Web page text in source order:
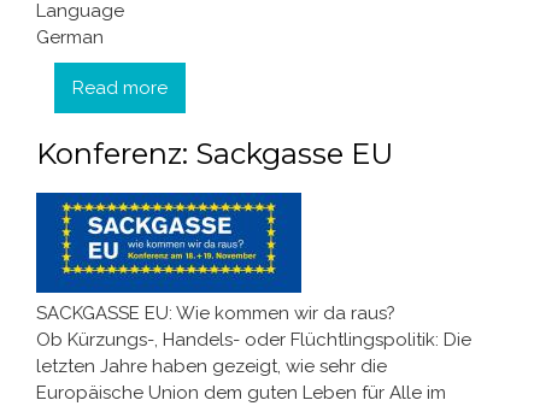
Language
German
Read more
Konferenz: Sackgasse EU
SACKGASSE EU: Wie kommen wir da raus?
Ob Kürzungs-, Handels- oder Flüchtlingspolitik: Die
letzten Jahre haben gezeigt, wie sehr die
Europäische Union dem guten Leben für Alle im